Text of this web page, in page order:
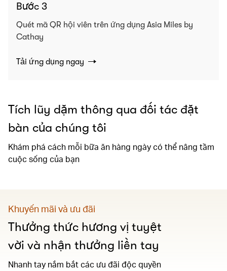
Bước 3
Quét mã QR hội viên trên ứng dụng Asia Miles by
Cathay
Tải ứng dụng ngay
Tích lũy dặm thông qua đối tác đặt
bàn của chúng tôi
Khám phá cách mỗi bữa ăn hàng ngày có thể nâng tầm
cuộc sống của bạn
Khuyến mãi và ưu đãi
Thưởng thức hương vị tuyệt
vời và nhận thưởng liền tay
Nhanh tay nắm bắt các ưu đãi độc quyền